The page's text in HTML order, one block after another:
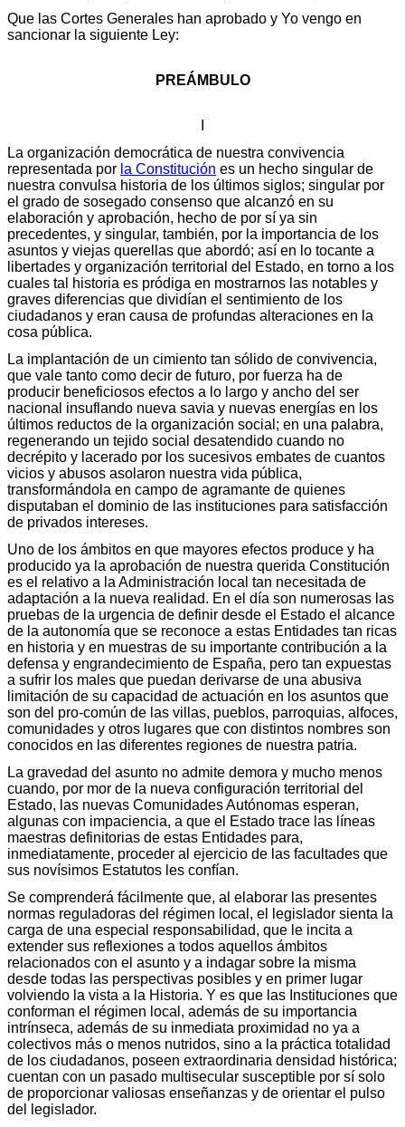
Que las Cortes Generales han aprobado y Yo vengo en
sancionar la siguiente Ley:
PREÁMBULO
La organización democrática de nuestra convivencia
representada por la Constitución es un hecho singular de
nuestra convulsa historia de los últimos siglos; singular por
el grado de sosegado consenso que alcanzó en su
elaboración y aprobación, hecho de por sí ya sin
precedentes, y singular, también, por la importancia de los
asuntos y viejas querellas que abordó; así en lo tocante a
libertades y organización territorial del Estado, en torno a los
cuales tal historia es pródiga en mostrarnos las notables y
graves diferencias que dividían el sentimiento de los
ciudadanos y eran causa de profundas alteraciones en la
cosa pública.
La implantación de un cimiento tan sólido de convivencia,
que vale tanto como decir de futuro, por fuerza ha de
producir beneficiosos efectos a lo largo y ancho del ser
nacional insuflando nueva savia y nuevas energías en los
últimos reductos de la organización social; en una palabra,
regenerando un tejido social desatendido cuando no
decrépito y lacerado por los sucesivos embates de cuantos
vicios y abusos asolaron nuestra vida pública,
transformándola en campo de agramante de quienes
disputaban el dominio de las instituciones para satisfacción
de privados intereses.
Uno de los ámbitos en que mayores efectos produce y ha
producido ya la aprobación de nuestra querida Constitución
es el relativo a la Administración local tan necesitada de
adaptación a la nueva realidad. En el día son numerosas las
pruebas de la urgencia de definir desde el Estado el alcance
de la autonomía que se reconoce a estas Entidades tan ricas
en historia y en muestras de su importante contribución a la
defensa y engrandecimiento de España, pero tan expuestas
a sufrir los males que puedan derivarse de una abusiva
limitación de su capacidad de actuación en los asuntos que
son del pro-común de las villas, pueblos, parroquias, alfoces,
comunidades y otros lugares que con distintos nombres son
conocidos en las diferentes regiones de nuestra patria.
La gravedad del asunto no admite demora y mucho menos
cuando, por mor de la nueva configuración territorial del
Estado, las nuevas Comunidades Autónomas esperan,
algunas con impaciencia, a que el Estado trace las líneas
maestras definitorias de estas Entidades para,
inmediatamente, proceder al ejercicio de las facultades que
sus novísimos Estatutos les confían.
Se comprenderá fácilmente que, al elaborar las presentes
normas reguladoras del régimen local, el legislador sienta la
carga de una especial responsabilidad, que le incita a
extender sus reflexiones a todos aquellos ámbitos
relacionados con el asunto y a indagar sobre la misma
desde todas las perspectivas posibles y en primer lugar
volviendo la vista a la Historia. Y es que las Instituciones que
conforman el régimen local, además de su importancia
intrínseca, además de su inmediata proximidad no ya a
colectivos más o menos nutridos, sino a la práctica totalidad
de los ciudadanos, poseen extraordinaria densidad histórica;
cuentan con un pasado multisecular susceptible por sí solo
de proporcionar valiosas enseñanzas y de orientar el pulso
del legislador.